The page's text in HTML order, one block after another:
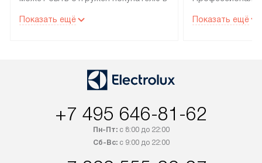
специальным лейблом
оплачивается дополнительно.
Возможна доставка товаров по
Показать ещё
эксплуатации
Показать ещё
+7 495 646-81-62
Пн-Пт:с 8:00 до 22:00
Сб-Вс:с 9:00 до 22:00